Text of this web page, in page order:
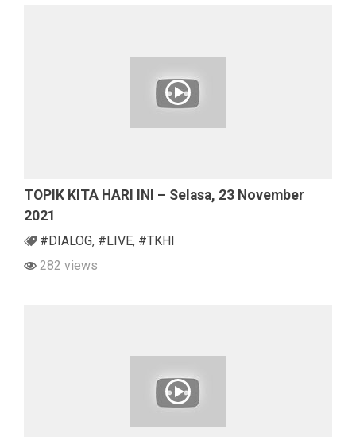
TOPIK KITA HARI INI – Selasa, 23 November
2021
#DIALOG, #LIVE, #TKHI
282 views